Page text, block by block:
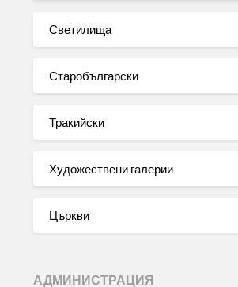
Светилища
Старобългарски
Тракийски
Художествени галерии
Църкви
АДМИНИСТРАЦИЯ